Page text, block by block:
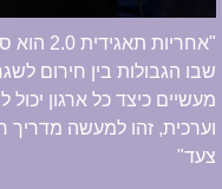
שבו הגבולות בין חירום
מעשיים כיצד כל ארגון
וערכית, זהו למעשה מדריך
צעד"